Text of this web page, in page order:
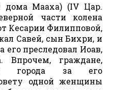
дома Мааха) (IV Цар.
части колена
Кесарии Филипповой,
Савей, сын Бихри, и
его преследовал Иоав,
Впрочем, граждане,
города за его
одной женщины